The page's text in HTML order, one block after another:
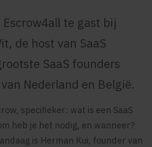
Escrow4all te gast bij
de host van SaaS
SaaS founders
Nederland en België.
specifieker: wat is een SaaS
heb je het nodig, en wanneer?
is Herman Kui, founder van